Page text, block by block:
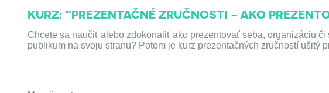
KURZ: "PREZENTAČNÉ ZRUČNOSTI - AKO
Chcete sa naučiť alebo zdokonaliť ako prezentovať seba, organizáciu
publikum na svoju stranu? Potom je kurz prezentačných zručností ušitý